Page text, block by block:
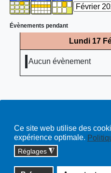
Ce site web utilise des
expérience optimale.
Réglages ◮
Évènements pendant
Lundi 17
Aucun évènement
Copyright © 2026 cossonay.ch